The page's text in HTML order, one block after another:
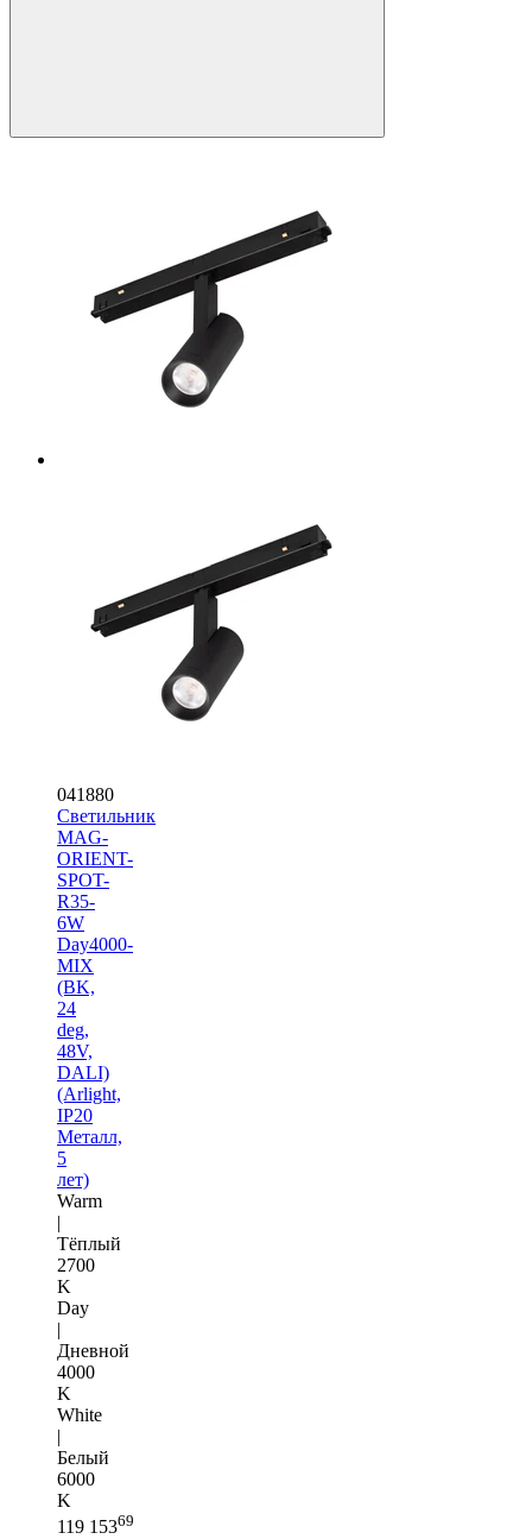
041880
Светильник
MAG-
ORIENT-
SPOT-
R35-
6W
Day4000-
MIX
(BK,
24
deg,
48V,
DALI)
(Arlight,
IP20
Металл,
5
лет)
Warm
|
Тёплый
2700
K
Day
|
Дневной
4000
K
White
|
Белый
6000
K
119 15369